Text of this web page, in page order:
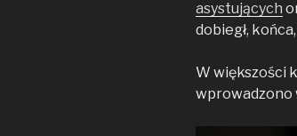
b
o
k
t
e
L
i
k
asystujących
dobiegł,
W większości
wprowadzono